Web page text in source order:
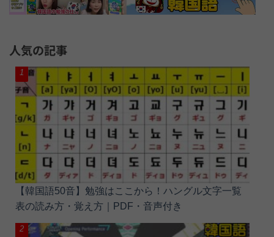
人気の記事
【韓国語50音】勉強はここから！ハングル文字一覧
表の読み方・覚え方｜PDF・音声付き